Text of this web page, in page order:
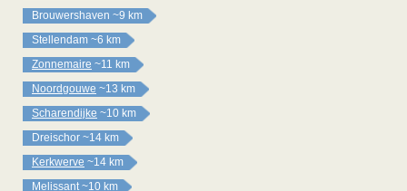
Brouwershaven ~9 km
Stellendam ~6 km
Zonnemaire ~11 km
Noordgouwe ~13 km
Scharendijke ~10 km
Dreischor ~14 km
Kerkwerve ~14 km
Melissant ~10 km